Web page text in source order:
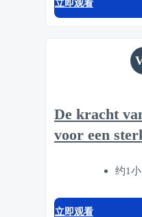
立即观看
De kracht
voor een
约1
立即观看